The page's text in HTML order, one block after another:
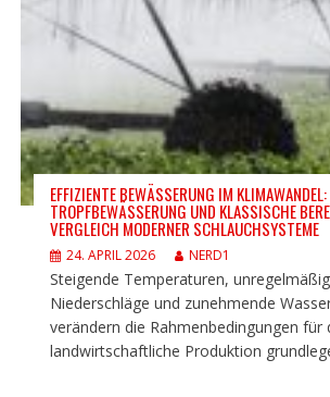
EFFIZIENTE BEWÄSSERUNG IM KLIMAWANDEL:
TROPFBEWÄSSERUNG UND KLASSISCHE
VERGLEICH MODERNER SCHLAUCHSYSTEME
24. APRIL 2026 NERD1
Steigende Temperaturen,
Niederschläge und zunehmende
verändern die Rahmenbedingungen für
landwirtschaftliche Produktion